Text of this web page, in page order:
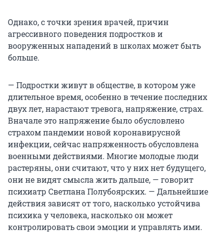
Однако, с точки зрения врачей, причин
агрессивного поведения подростков и
вооруженных нападений в школах может быть
больше.
— Подростки живут в обществе, в котором уже
длительное время, особенно в течение последних
двух лет, нарастают тревога, напряжение, страх.
Вначале это напряжение было обусловлено
страхом пандемии новой коронавирусной
инфекции, сейчас напряженность обусловлена
военными действиями. Многие молодые люди
растеряны, они считают, что у них нет будущего,
они не видят смысла жить дальше, — говорит
психиатр Светлана Полубоярских. — Дальнейшие
действия зависят от того, насколько устойчива
психика у человека, насколько он может
контролировать свои эмоции и управлять ими.